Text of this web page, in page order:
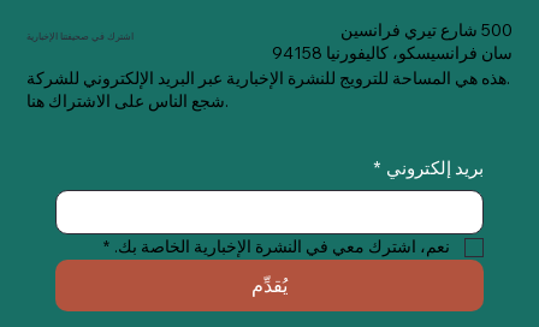
500 شارع تيري فرانسين
سان فرانسيسكو، كاليفورنيا 94158
اشترك في صحيفتنا الإخبارية
هذه هي المساحة للترويج للنشرة الإخبارية عبر البريد الإلكتروني للشركة.
شجع الناس على الاشتراك هنا.
بريد إلكتروني *
نعم، اشترك معي في النشرة الإخبارية الخاصة بك. *
يُقدِّم